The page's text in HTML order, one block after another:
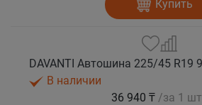
Купить
В наличии
36 940 ₸ /за 1 шт.